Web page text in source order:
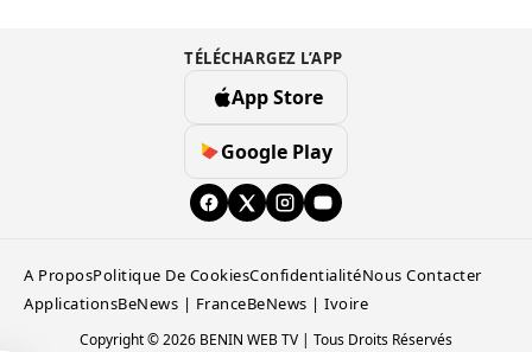
TÉLÉCHARGEZ L’APP
App Store
Google Play
A ProposPolitique De CookiesConfidentialitéNous Contacter
ApplicationsBeNews | FranceBeNews | Ivoire
Copyright © 2026 BENIN WEB TV | Tous Droits Réservés